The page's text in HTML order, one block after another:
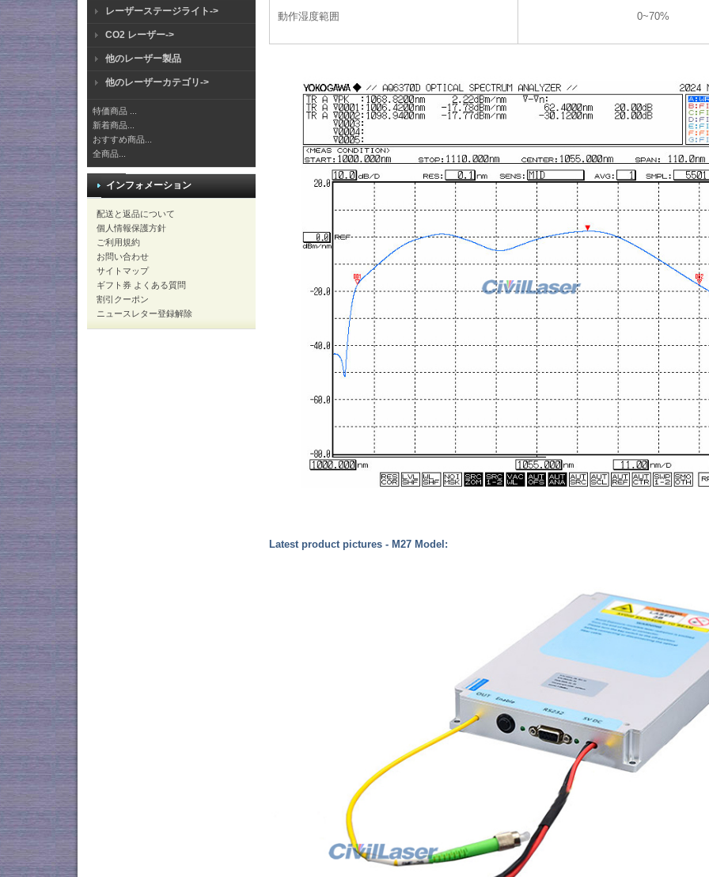
レーザーステージライト->
CO2 レーザー->
他のレーザー製品
他のレーザーカテゴリ->
特価商品 ...
新着商品...
おすすめ商品...
全商品...
インフォメーション
配送と返品について
個人情報保護方針
ご利用規約
お問い合わせ
サイトマップ
ギフト券 よくある質問
割引クーポン
ニュースレター登録解除
動作湿度範囲 0~70%
Latest product pictures - M27 Model: